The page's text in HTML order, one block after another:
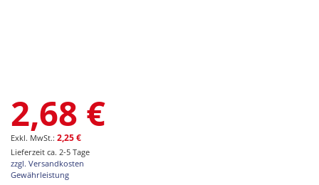
Anfang
der
Bildgalerie
springen
2,68 €
2,25 €
Lieferzeit ca. 2-5 Tage
zzgl. Versandkosten
Gewährleistung